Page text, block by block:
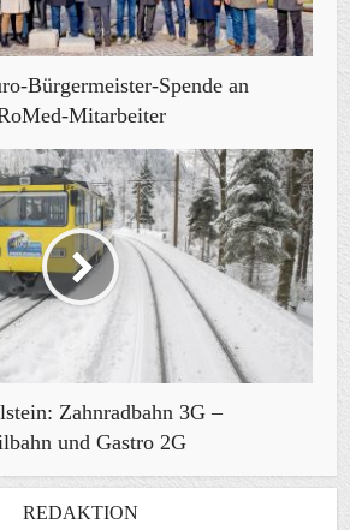
Bürgermeister-Spende an
Mitarbeiter
Zahnradbahn 3G –
und Gastro 2G
REDAKTION